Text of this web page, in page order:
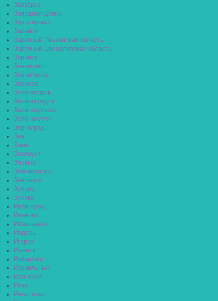
Заозёрск
Западная Двина
Заполярный
Зарайск
Заречный Пензенская область
Заречный Свердловская область
Заринск
Звенигово
Звенигород
Зверево
Зеленогорск
Зеленоградск
Зеленодольск
Зеленокумск
Зерноград
Зея
Зима
Златоуст
Злынка
Змеиногорск
Знаменск
Зубцов
Зуевка
Ивангород
Иваново
Ивантеевка
Ивдель
Игарка
Ижевск
Избербаш
Изобильный
Иланский
Инза
Иннополис